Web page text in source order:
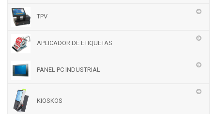
TPV
APLICADOR DE ETIQUETAS
PANEL PC INDUSTRIAL
KIOSKOS